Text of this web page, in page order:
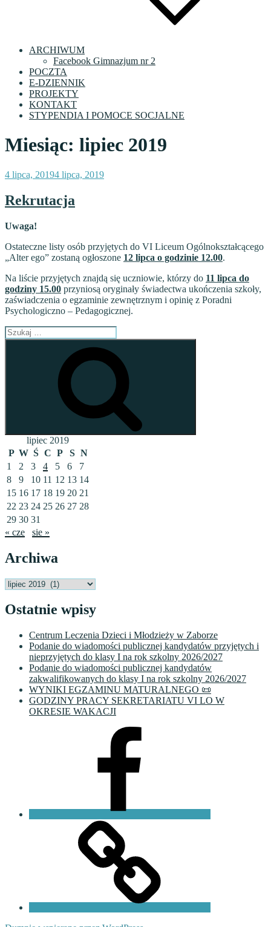
ARCHIWUM
Facebook Gimnazjum nr 2
POCZTA
E-DZIENNIK
PROJEKTY
KONTAKT
STYPENDIA I POMOCE SOCJALNE
Miesiąc: lipiec 2019
Opublikowane
4 lipca, 20194 lipca, 2019
Rekrutacja
Uwaga!
Ostateczne listy osób przyjętych do VI Liceum Ogólnokształcącego
„Alter ego” zostaną ogłoszone 12 lipca o godzinie 12.00.
Na liście przyjętych znajdą się uczniowie, którzy do 11 lipca do
godziny 15.00 przyniosą oryginały świadectwa ukończenia szkoły,
zaświadczenia o egzaminie zewnętrznym i opinię z Poradni
Psychologiczno – Pedagogicznej.
Szukaj:
lipiec 2019
P W Ś C P S N
1
2 3 4 5 6
7
8
9 10 11 12 13 14
15 16 17 18 19 20 21
22 23 24 25 26 27 28
29 30 31
« cze
sie »
Archiwa
Archiwa
Ostatnie wpisy
Centrum Leczenia Dzieci i Młodzieży w Zaborze
Podanie do wiadomości publicznej kandydatów przyjętych i
nieprzyjętych do klasy I na rok szkolny 2026/2027
Podanie do wiadomości publicznej kandydatów
zakwalifikowanych do klasy I na rok szkolny 2026/2027
WYNIKI EGZAMINU MATURALNEGO 📜
GODZINY PRACY SEKRETARIATU VI LO W
OKRESIE WAKACJI